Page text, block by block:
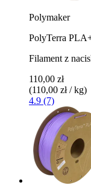
Polymaker
PolyTerra
Filament z
110,00 zł
(110,00 zł / kg)
4.9 (7)